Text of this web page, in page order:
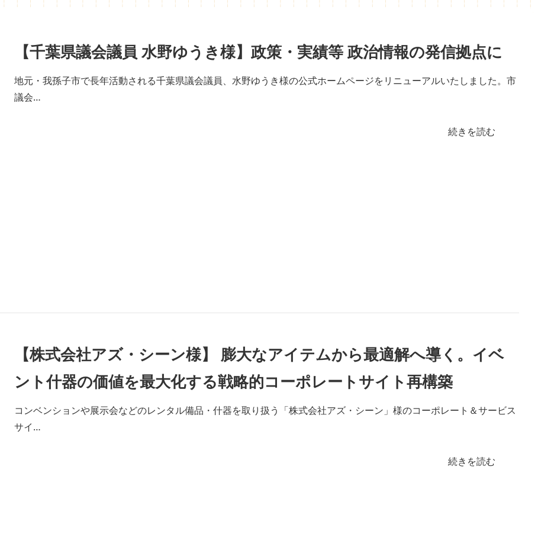
【千葉県議会議員 水野ゆうき様】政策・実績等 政治情報の発信拠点に
地元・我孫子市で長年活動される千葉県議会議員、水野ゆうき様の公式ホームページをリニューアルいたしました。市
議会…
続きを読む
【株式会社アズ・シーン様】 膨大なアイテムから最適解へ導く。イベ
ント什器の価値を最大化する戦略的コーポレートサイト再構築
コンベンションや展示会などのレンタル備品・什器を取り扱う「株式会社アズ・シーン」様のコーポレート＆サービス
サイ…
続きを読む